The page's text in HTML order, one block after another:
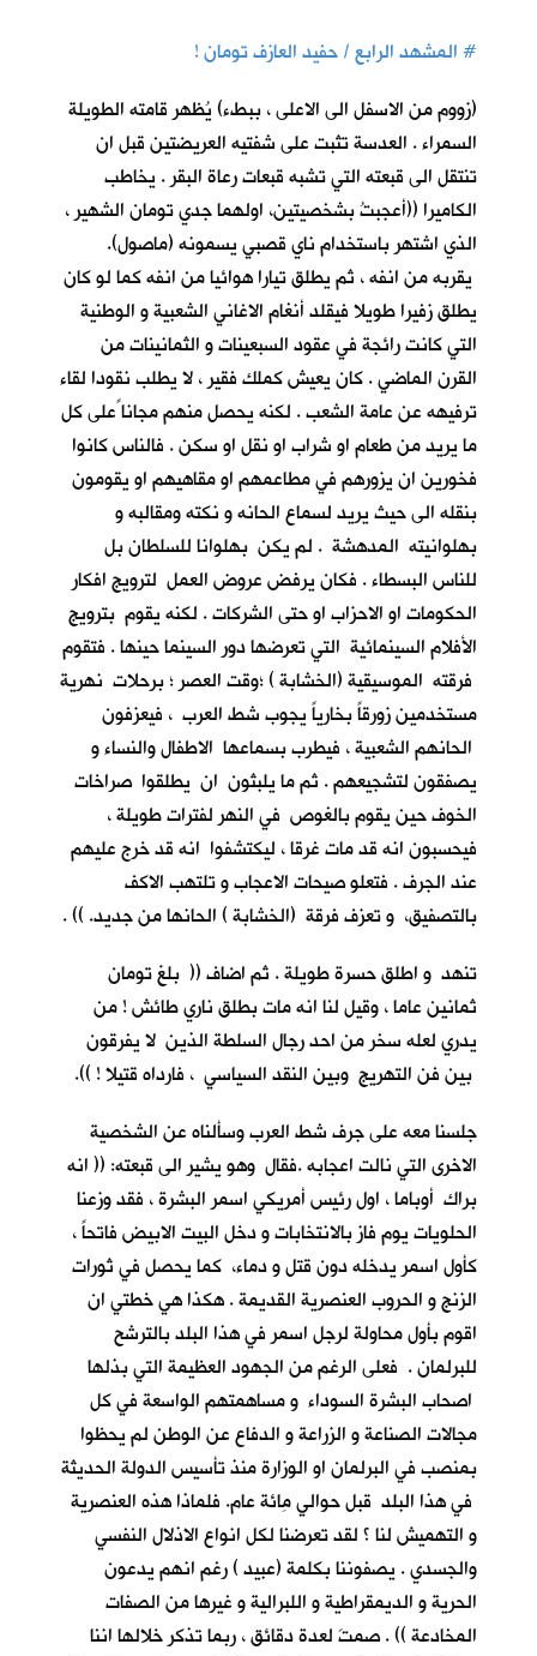
#المشهد الرابع / حفيد العازف تومان !
(زووم من الاسفل الى الاعلى ، ببطء) يُظهر قامته الطويلة
السمراء . العدسة تثبت على شفتيه العريضتين قبل ان
تنتقل الى قبعته التي تشبه قبعات رعاة البقر . يخاطب
الكاميرا ((أعجبتُ بشخصيتين، اولهما جدي تومان الشهير ،
الذي اشتهر باستخدام ناي قصبي يسمونه (ماصول).
يقربه من انفه ، ثم يطلق تيارا هوائيا من انفه كما لو كان
يطلق زفيرا طويلا فيقلد أنغام الاغاني الشعبية و الوطنية
التي كانت رائجة في عقود السبعينات و الثمانينات من
القرن الماضي . كان يعيش كملك فقير ، لا يطلب نقودا لقاء
ترفيهه عن عامة الشعب . لكنه يحصل منهم مجانا ًعلى كل
ما يريد من طعام او شراب او نقل او سكن . فالناس كانوا
فخورين ان يزورهم في مطاعمهم او مقاهيهم او يقومون
بنقله الى حيث يريد لسماع الحانه و نكته ومقالبه و
بهلوانيته المدهشة . لم يكن بهلوانا للسلطان بل
للناس البسطاء . فكان يرفض عروض العمل لترويج افكار
الحكومات او الاحزاب او حتى الشركات . لكنه يقوم بترويج
الأفلام السينمائية التي تعرضها دور السينما حينها . فتقوم
فرقته الموسيقية (الخشابة ) ؛وقت العصر ؛ برحلات نهرية
مستخدمين زورقاً بخارياً يجوب شط العرب ، فيعزفون
الحانهم الشعبية ، فيطرب بسماعها الاطفال والنساء و
يصفقون لتشجيعهم . ثم ما يلبثون ان يطلقوا صراخات
الخوف حين يقوم بالغوص في النهر لفترات طويلة ،
فيحسبون انه قد مات غرقا ، ليكتشفوا انه قد خرج عليهم
عند الجرف . فتعلو صيحات الاعجاب و تلتهب الاكف
بالتصفيق، و تعزف فرقة (الخشابة ) الحانها من جديد. )) .
تنهد و اطلق حسرة طويلة . ثم اضاف (( بلغ تومان
ثمانين عاما ، وقيل لنا انه مات بطلق ناري طائش ! من
يدري لعله سخر من احد رجال السلطة الذين لا يفرقون
بين فن التهريج وبين النقد السياسي ، فارداه قتيلا ! )).
جلسنا معه على جرف شط العرب وسألناه عن الشخصية
الاخرى التي نالت اعجابه .فقال وهو يشير الى قبعته: (( انه
براك أوباما ، اول رئيس أمريكي اسمر البشرة ، فقد وزعنا
الحلويات يوم فاز بالانتخابات و دخل البيت الابيض فاتحاً ،
كأول اسمر يدخله دون قتل و دماء، كما يحصل في ثورات
الزنج و الحروب العنصرية القديمة . هكذا هي خطتي ان
اقوم بأول محاولة لرجل اسمر في هذا البلد بالترشح
للبرلمان . فعلى الرغم من الجهود العظيمة التي بذلها
اصحاب البشرة السوداء و مساهمتهم الواسعة في كل
مجالات الصناعة و الزراعة و الدفاع عن الوطن لم يحظوا
بمنصب في البرلمان او الوزارة منذ تأسيس الدولة الحديثة
في هذا البلد قبل حوالي مِائة عام. فلماذا هذه العنصرية
و التهميش لنا ؟ لقد تعرضنا لكل انواع الاذلال النفسي
والجسدي . يصفوننا بكلمة (عبيد ) رغم انهم يدعون
الحرية و الديمقراطية و اللبرالية و غيرها من الصفات
المخادعة )) . صمتَ لعدة دقائق ، ربما تذكر خلالها اننا